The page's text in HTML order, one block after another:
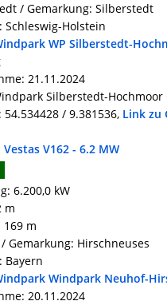
/ Gemarkung: Silberstedt
Schleswig-Holstein
WP Silberstedt-
21.11.2024
Silberstedt-Hochmoor
/ 9.381536, Link zu
Vestas V162 - 6.2 MW
6.200,0 kW
m
169 m
Gemarkung: Hirschneuses
Bayern
Windpark Neuhof-
20.11.2024